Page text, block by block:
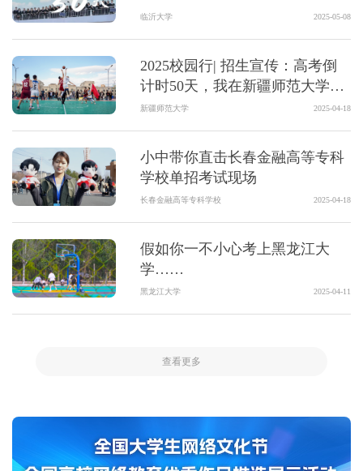
临沂大学 2025-05-08
2025校园行| 招生宣传：高考倒
计时50天，我在新疆师范大学等
你！
新疆师范大学 2025-04-18
小中带你直击长春金融高等专科
学校单招考试现场
长春金融高等专科学校 2025-04-18
假如你一不小心考上黑龙江大
学……
黑龙江大学 2025-04-11
查看更多